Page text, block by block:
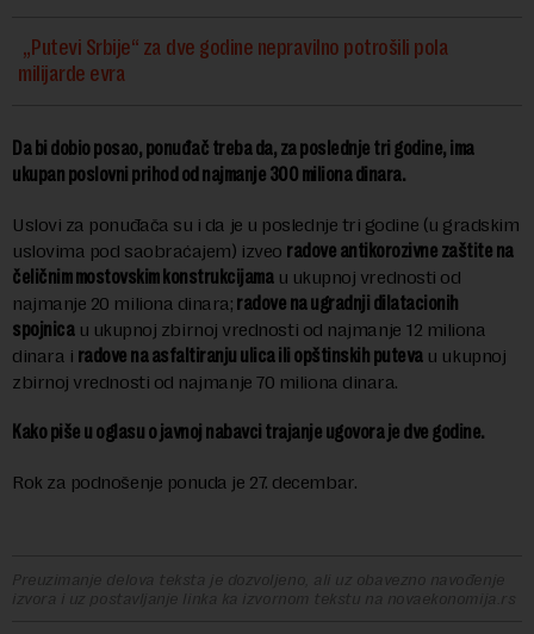
„Putevi Srbije“ za dve godine nepravilno potrošili pola
milijarde evra
Da bi dobio posao, ponuđač treba da, za poslednje tri godine, ima
ukupan poslovni prihod od najmanje 300 miliona dinara.
Uslovi za ponuđača su i da je u poslednje tri godine (u gradskim
uslovima pod saobraćajem) izveo radove antikorozivne zaštite na
čeličnim mostovskim konstrukcijamau ukupnoj vrednosti od
najmanje 20 miliona dinara; radove na ugradnji dilatacionih
spojnicau ukupnoj zbirnoj vrednosti od najmanje 12 miliona
dinara i radove na asfaltiranju ulica ili opštinskih putevau ukupnoj
zbirnoj vrednosti od najmanje 70 miliona dinara.
Kako piše u oglasu o javnoj nabavci trajanje ugovora je dve godine.
Rok za podnošenje ponuda je 27. decembar.
Preuzimanje delova teksta je dozvoljeno, ali uz obavezno navođenje
izvora i uz postavljanje linka ka izvornom tekstu na novaekonomija.rs